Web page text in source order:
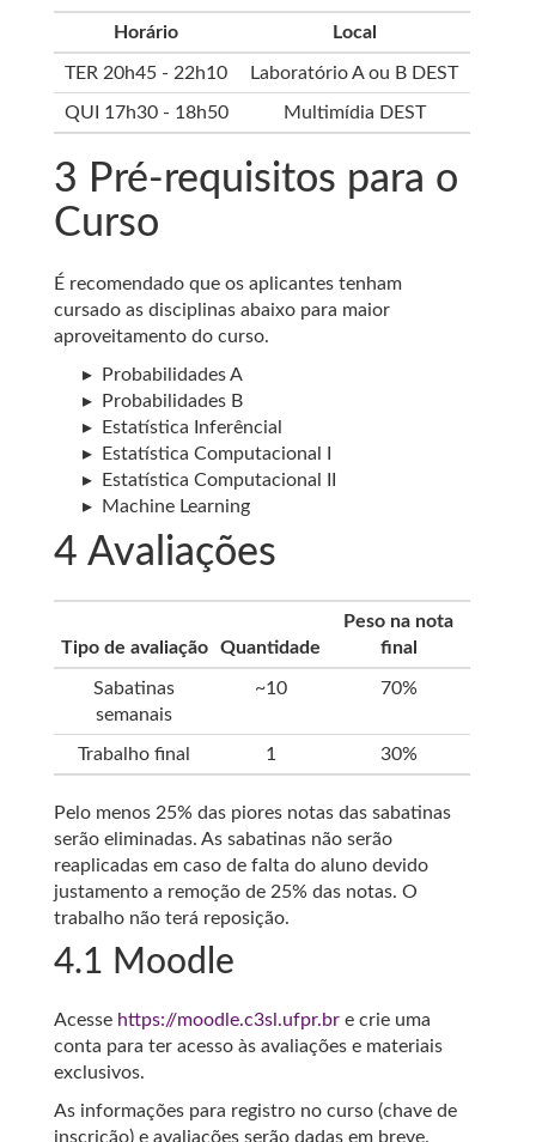
Horário Local
TER 20h45 - 22h10 Laboratório A ou B DEST
QUI 17h30 - 18h50 Multimídia DEST
3 Pré-requisitos para o
Curso
É recomendado que os aplicantes tenham
cursado as disciplinas abaixo para maior
aproveitamento do curso.
Probabilidades A
Probabilidades B
Estatística Inferêncial
Estatística Computacional I
Estatística Computacional II
Machine Learning
4 Avaliações
Tipo de avaliação Quantidade
Peso na nota
final
Sabatinas
semanais
~10 70%
Trabalho final 1 30%
Pelo menos 25% das piores notas das sabatinas
serão eliminadas. As sabatinas não serão
reaplicadas em caso de falta do aluno devido
justamento a remoção de 25% das notas. O
trabalho não terá reposição.
4.1 Moodle
Acesse https://moodle.c3sl.ufpr.br e crie uma
conta para ter acesso às avaliações e materiais
exclusivos.
As informações para registro no curso (chave de
inscrição) e avaliações serão dadas em breve.